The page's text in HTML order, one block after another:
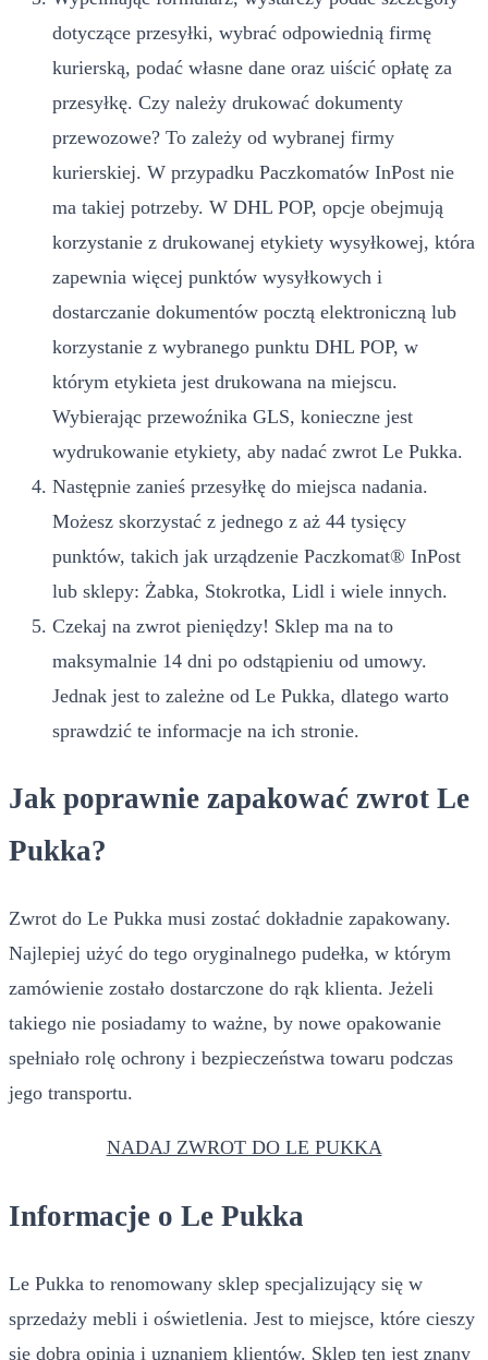
dotyczące przesyłki, wybrać odpowiednią firmę
kurierską, podać własne dane oraz uiścić opłatę za
przesyłkę. Czy należy drukować dokumenty
przewozowe? To zależy od wybranej firmy
kurierskiej. W przypadku Paczkomatów InPost nie
ma takiej potrzeby. W DHL POP, opcje obejmują
korzystanie z drukowanej etykiety wysyłkowej, która
zapewnia więcej punktów wysyłkowych i
dostarczanie dokumentów pocztą elektroniczną lub
korzystanie z wybranego punktu DHL POP, w
którym etykieta jest drukowana na miejscu.
Wybierając przewoźnika GLS, konieczne jest
wydrukowanie etykiety, aby nadać zwrot Le Pukka.
Następnie zanieś przesyłkę do miejsca nadania.
Możesz skorzystać z jednego z aż 44 tysięcy
punktów, takich jak urządzenie Paczkomat® InPost
lub sklepy: Żabka, Stokrotka, Lidl i wiele innych.
Czekaj na zwrot pieniędzy! Sklep ma na to
maksymalnie 14 dni po odstąpieniu od umowy.
Jednak jest to zależne od Le Pukka, dlatego warto
sprawdzić te informacje na ich stronie.
Jak poprawnie zapakować zwrot Le
Pukka?
Zwrot do Le Pukka musi zostać dokładnie zapakowany.
Najlepiej użyć do tego oryginalnego pudełka, w którym
zamówienie zostało dostarczone do rąk klienta. Jeżeli
takiego nie posiadamy to ważne, by nowe opakowanie
spełniało rolę ochrony i bezpieczeństwa towaru podczas
jego transportu.
NADAJ ZWROT DO LE PUKKA
Informacje o Le Pukka
Le Pukka to renomowany sklep specjalizujący się w
sprzedaży mebli i oświetlenia. Jest to miejsce, które cieszy
się dobrą opinią i uznaniem klientów. Sklep ten jest znany